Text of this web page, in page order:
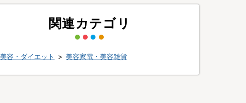
関連カテゴリ
美容・ダイエット > 美容家電・美容雑貨